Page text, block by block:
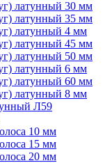
латунный 30 мм
латунный 35 мм
латунный 4 мм
латунный 45 мм
латунный 50 мм
латунный 6 мм
латунный 60 мм
латунный 8 мм
Л59
10 мм
15 мм
20 мм